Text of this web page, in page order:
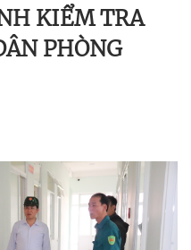
KIỂM TRA
PHÒNG